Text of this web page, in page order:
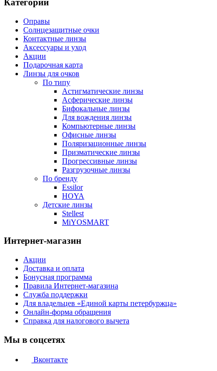
Категории
Оправы
Солнцезащитные очки
Контактные линзы
Аксессуары и уход
Акции
Подарочная карта
Линзы для очков
По типу
Астигматические линзы
Асферические линзы
Бифокальные линзы
Для вождения линзы
Компьютерные линзы
Офисные линзы
Поляризационные линзы
Призматические линзы
Прогрессивные линзы
Разгрузочные линзы
По бренду
Essilor
HOYA
Детские линзы
Stellest
MiYOSMART
Интернет-магазин
Акции
Доставка и оплата
Бонусная программа
Правила Интернет-магазина
Служба поддержки
Для владельцев «Единой карты петербуржца»
Онлайн-форма обращения
Справка для налогового вычета
Мы в соцсетях
Вконтакте